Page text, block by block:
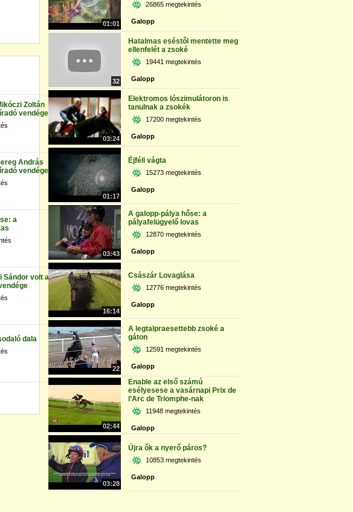
Zoltán
vendége
András
vendége
a
Sándor volt a
dala
01:01
26865 megtekintés
Galopp
32
Hatalmas eséstől mentette meg
ellenfelét a zsoké
19441 megtekintés
Galopp
03:24
Elektromos lószimulátoron is
tanulnak a zsokék
17200 megtekintés
Galopp
01:17
Éjféli vágta
15273 megtekintés
Galopp
03:43
A galopp-pálya hőse: a
pályafelügyelő lovas
12870 megtekintés
Galopp
16:14
Császár Lovaglása
12776 megtekintés
Galopp
22
A legtalpraesettebb zsoké a
gáton
12591 megtekintés
Galopp
02:44
Enable az első számú
esélyesese a vasárnapi Prix de
l’Arc de Triomphe-nak
11948 megtekintés
Galopp
03:28
Újra ők a nyerő páros?
10853 megtekintés
Galopp